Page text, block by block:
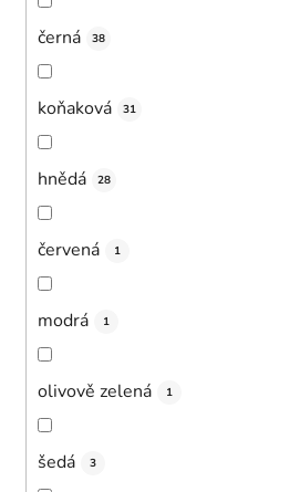
černá 38
koňaková 31
hnědá 28
červená 1
modrá 1
olivově zelená 1
šedá 3